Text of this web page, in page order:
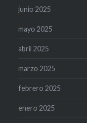
junio 2025
mayo 2025
abril 2025
marzo 2025
febrero 2025
enero 2025